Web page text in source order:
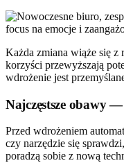
Każda zmiana wiąże się z
korzyści przewyższają
wdrożenie jest
Najczęstsze obawy
Przed wdrożeniem
czy narzędzie się
poradzą sobie z nową